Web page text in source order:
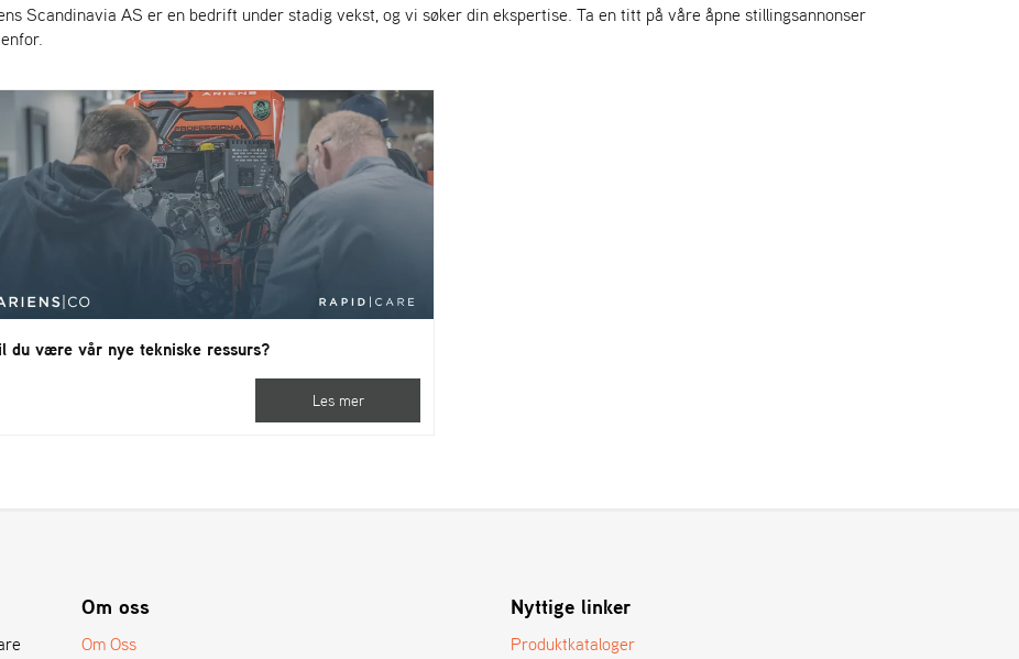
Scandinavia AS er en bedrift under stadig vekst, og vi søker din ekspertise. Ta en titt på våre åpne stillingsannonser
du være vår nye tekniske ressurs?
Les mer
Om oss
Om Oss
Nyttige linker
Produktkataloger